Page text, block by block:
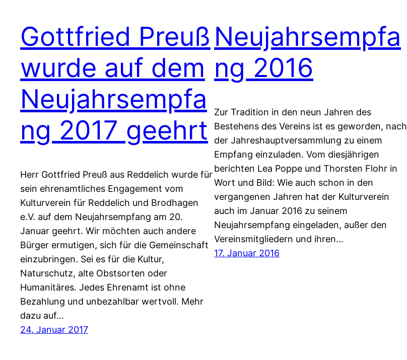
Gottfried Preuß
wurde auf dem
Neujahrsempfa
ng 2017 geehrt
Herr Gottfried Preuß aus Reddelich wurde für
sein ehrenamtliches Engagement vom
Kulturverein für Reddelich und Brodhagen
e.V. auf dem Neujahrsempfang am 20.
Januar geehrt. Wir möchten auch andere
Bürger ermutigen, sich für die Gemeinschaft
einzubringen. Sei es für die Kultur,
Naturschutz, alte Obstsorten oder
Humanitäres. Jedes Ehrenamt ist ohne
Bezahlung und unbezahlbar wertvoll. Mehr
dazu auf…
24. Januar 2017
Neujahrsempfa
ng 2016
Zur Tradition in den neun Jahren des
Bestehens des Vereins ist es geworden, nach
der Jahreshauptversammlung zu einem
Empfang einzuladen. Vom diesjährigen
berichten Lea Poppe und Thorsten Flohr in
Wort und Bild: Wie auch schon in den
vergangenen Jahren hat der Kulturverein
auch im Januar 2016 zu seinem
Neujahrsempfang eingeladen, außer den
Vereinsmitgliedern und ihren…
17. Januar 2016